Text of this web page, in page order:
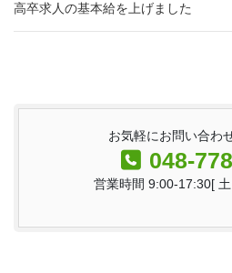
高卒求人の基本給を上げました
お気軽にお問い合わ
048-
営業時間 9:00-17:30[